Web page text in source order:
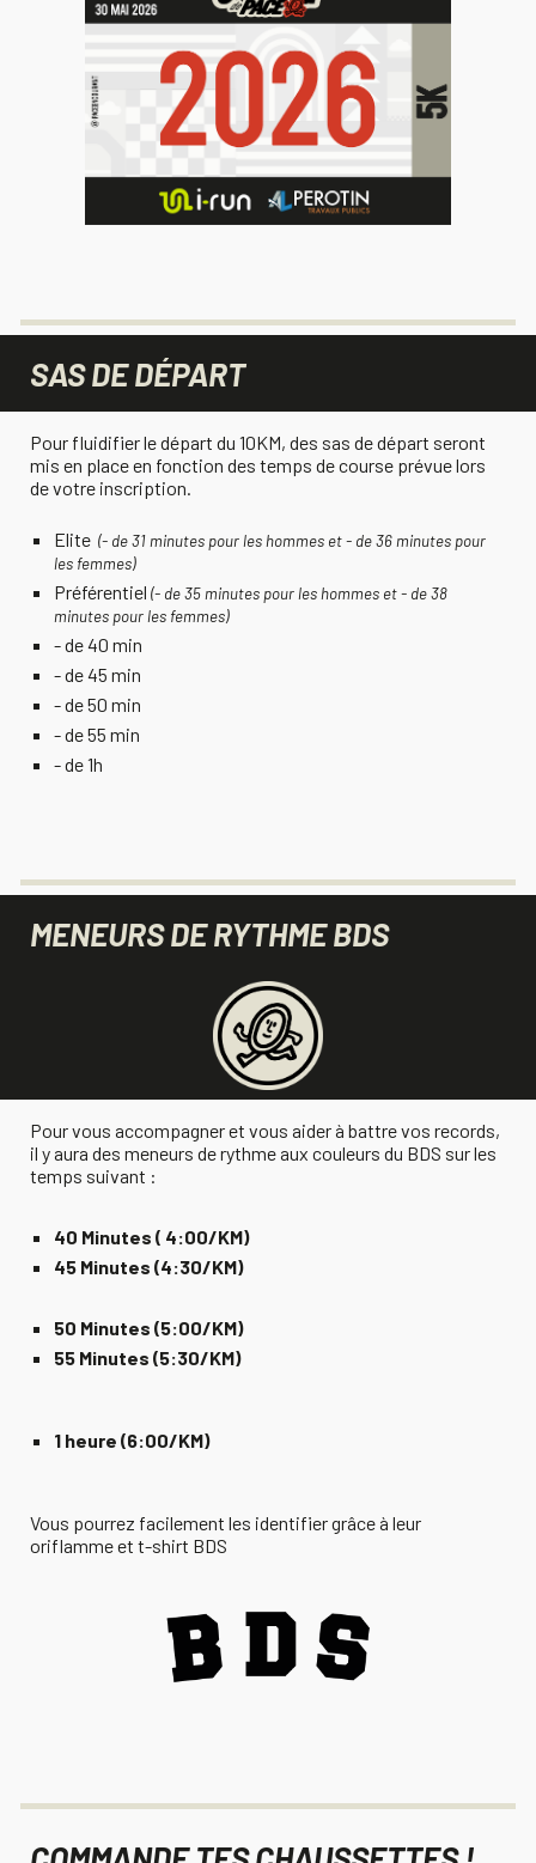
SAS DE DÉPART
Pour fluidifier le départ du 10KM, des sas de départ seront
mis en place en fonction des temps de course prévue lors
de votre inscription.
Elite (- de 31 minutes pour les hommes et - de 36 minutes pour
les femmes)
Préférentiel(- de 35 minutes pour les hommes et - de 38
minutes pour les femmes)
- de 40 min
- de 45 min
- de 50 min
- de 55 min
- de 1h
MENEURS DE RYTHME BDS
Pour vous accompagner et vous aider à battre vos records,
il y aura des meneurs de rythme aux couleurs du BDS sur les
temps suivant :
40 Minutes ( 4:00/KM)
45 Minutes (4:30/KM)
50 Minutes (5:00/KM)
55 Minutes (5:30/KM)
1 heure (6:00/KM)
Vous pourrez facilement les identifier grâce à leur
oriflamme et t-shirt BDS